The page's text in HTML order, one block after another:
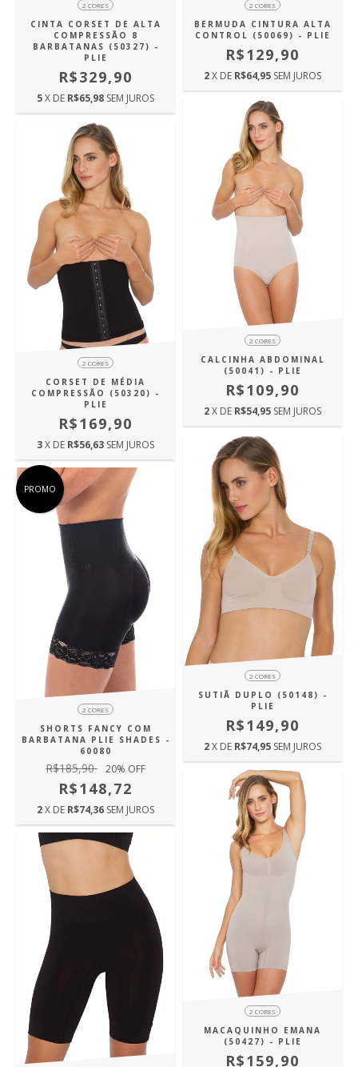
2 CORES
CINTA CORSET DE ALTA
COMPRESSÃO 8
BARBATANAS (50327) -
PLIE
R$329,90
5X DE R$65,98 SEM JUROS
2 CORES
BERMUDA CINTURA ALTA
CONTROL (50069) - PLIE
R$129,90
2X DE R$64,95 SEM JUROS
2 CORES
CORSET DE MÉDIA
COMPRESSÃO (50320) -
PLIE
R$169,90
3X DE R$56,63 SEM JUROS
2 CORES
CALCINHA ABDOMINAL
(50041) - PLIE
R$109,90
2X DE R$54,95 SEM JUROS
PROMO
2 CORES
SHORTS FANCY COM
BARBATANA PLIE SHADES -
60080
R$185,90 20% OFF
R$148,72
2X DE R$74,36 SEM JUROS
2 CORES
SUTIÃ DUPLO (50148) -
PLIE
R$149,90
2X DE R$74,95 SEM JUROS
2 CORES
MACAQUINHO EMANA
(50427) - PLIE
R$159,90